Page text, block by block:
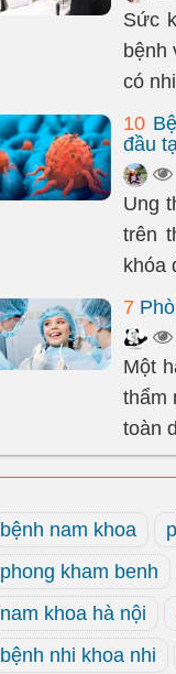
Sức
bệnh
có
10
đầu
Ung
trên
khóa
7
Một
thẩm
toàn
bệnh nam khoa
phong kham benh
nam khoa hà nội
bệnh nhi khoa nhi